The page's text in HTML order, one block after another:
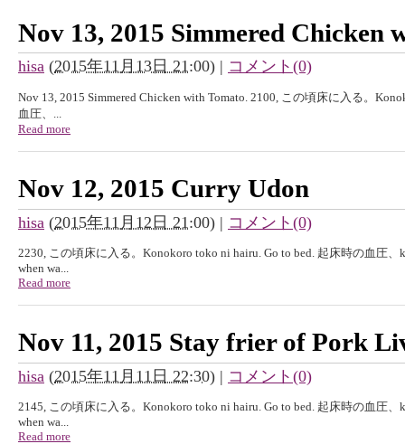
Nov 13, 2015 Simmered Chicken
hisa (2015年11月13日 21:00) | コメント(0)
Nov 13, 2015 Simmered Chicken with Tomato. 2100, この頃床に入る。
血圧、...
Read more
Nov 12, 2015 Curry Udon
hisa (2015年11月12日 21:00) | コメント(0)
2230, この頃床に入る。Konokoro toko ni hairu. Go to bed. 起床時の血圧、
when wa...
Read more
Nov 11, 2015 Stay frier of Pork
hisa (2015年11月11日 22:30) | コメント(0)
2145, この頃床に入る。Konokoro toko ni hairu. Go to bed. 起床時の血圧、
when wa...
Read more